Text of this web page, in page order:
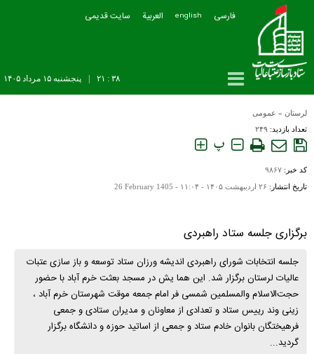
فارسی english العربیة سایت قدیمی
پنجشنبه ۱۵ مرداد ۱۴۰۵ ۳۸ : ۲۱
لرستان » عمومی
تعداد بازدید: ۲۴۹
پ
کد خبر: ۹۸۶۷
تاریخ انتشار: ۲۶ ارديبهشت ۱۴۰۵ - ۱۱:۰۴ - 26 February 1405
برگزاری جلسه ستاد راهبردی
جلسه انتخابات شورای راهبردی اندیشه ورزان ستاد توسعه و باز سازی عتبات
عالیات لرستان برگزار شد. این هما یش در مسجد بعثت خرم آباد با حضور
حجت‌الاسلام والمسلمین شمسی فر امام جمعه موقت شهرستان خرم آباد ،
زینی وند رییس ستاد و تعدادی از معاونان و مدیران ستادی و جمعی
فرهیختگان بانوان خادم ستاد و جمعی از اساتید حوزه و دانشگاه برگزار
گردید...